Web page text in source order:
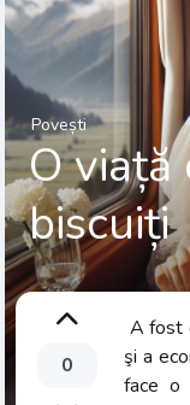
Povești
O viață
biscuiți
0
A fost
şi a
face o